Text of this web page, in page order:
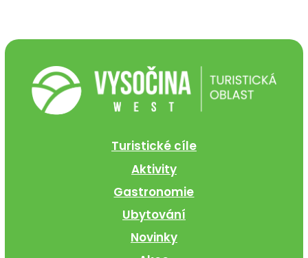
Turistické cíle
Aktivity
Gastronomie
Ubytování
Novinky